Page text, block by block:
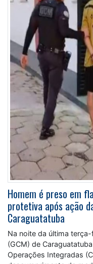
Homem é preso em
protetiva após ação
Caraguatatuba
Na noite da última
(GCM) de
Operações Integradas